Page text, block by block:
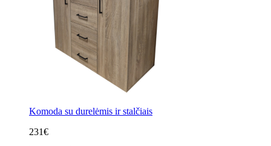
Komoda su durelėmis ir stalčiais
231€